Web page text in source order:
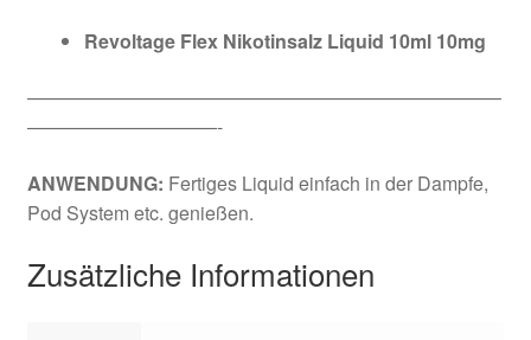
Revoltage Flex Nikotinsalz Liquid 10ml 10mg
—————————————————————————
——————————-
ANWENDUNG: Fertiges Liquid einfach in der Dampfe,
Pod System etc. genießen.
Zusätzliche Informationen